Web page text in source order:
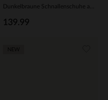
139.99